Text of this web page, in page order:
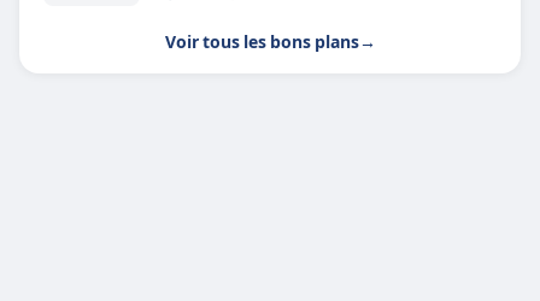
Voir tous les bons plans→